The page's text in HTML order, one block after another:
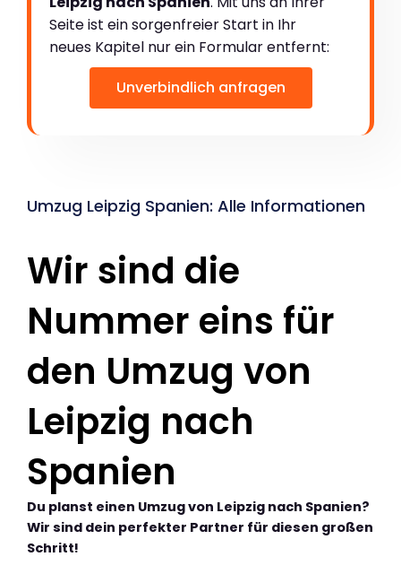
Seite ist ein sorgenfreier Start in Ihr
neues Kapitel nur ein Formular entfernt:
Unverbindlich anfragen
Umzug Leipzig Spanien: Alle Informationen
Wir sind die
Nummer eins für
den Umzug von
Leipzig nach
Spanien
Du planst einen Umzug von Leipzig nach Spanien?
Wir sind dein perfekter Partner für diesen großen
Schritt!